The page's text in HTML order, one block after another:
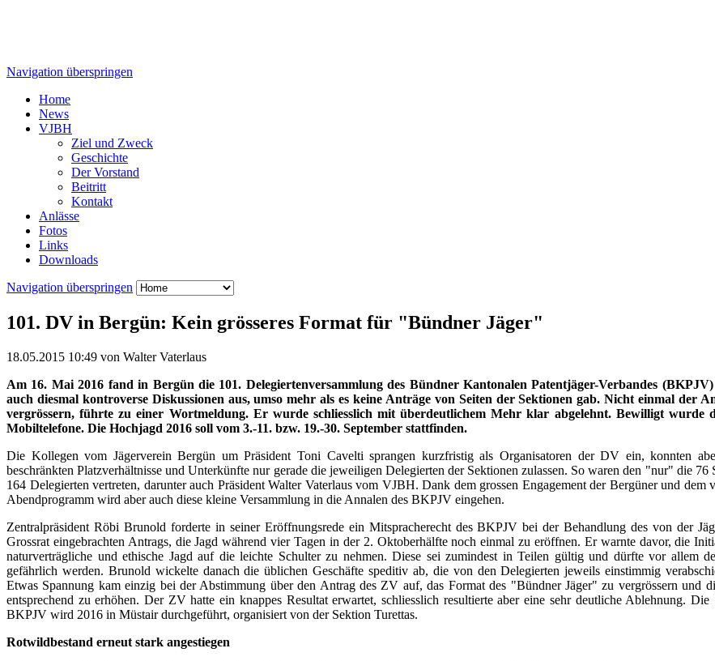
Navigation überspringen
Home
News
VJBH
Ziel und Zweck
Geschichte
Der Vorstand
Beitritt
Kontakt
Anlässe
Fotos
Links
Downloads
Navigation überspringen
101. DV in Bergün: Kein grösseres Format für "Bündner Jäger"
18.05.2015 10:49 von Walter Vaterlaus
Am 16. Mai 2016 fand in Bergün die 101. Delegiertenversammlung des Bündner Kantonalen Patentjäger-Verbandes
auch diesmal kontroverse Diskussionen aus, umso mehr als es keine Anträge von Seiten der Sektionen gab. Nicht einmal der
vergrössern, führte zu einer Wortmeldung. Er wurde schliesslich mit überdeutlichem Mehr klar abgelehnt. Bewilligt wurde
Mobiltelefone. Die Hochjagd 2016 soll vom 3.-11. bzw. 19.-30. September stattfinden.
Die Kollegen vom Jägerverein Bergün um Präsident Toni Cavelti sprangen kurzfristig als Organisatoren der DV ein, konnten
beschränkten Platzverhältnisse und Unterkünfte nur gerade die jeweiligen Delegierten der Sektionen zulassen. So waren den "nur" die 76
164 Delegierten vertreten, darunter auch Präsident Walter Vaterlaus vom VJBH. Dank dem grossen Engagement der Bergüner und dem
Abendprogramm wird aber auch diese kleine Versammlung in die Annalen des BKPJV eingehen.
Zentralpräsident Röbi Brunold forderte in seiner Eröffnungsrede ein Mitspracherecht des BKPJV bei der Behandlung des von der
Grossrat eingebrachten Antrags, die Jagd während vier Tagen in der 2. Oktoberhälfte noch einmal zu eröffnen. Er warnte davor, die
naturverträgliche und ethische Jagd auf die leichte Schulter zu nehmen. Diese sei zumindest in Teilen gültig und dürfte vor allem
gefährlich werden. Brunold wickelte danach die üblichen Geschäfte speditiv ab, die von den Delegierten jeweils einstimmig
Etwas Spannung kam einzig bei der Abstimmung über den Antrag des ZV auf, das Format des "Bündner Jäger" zu vergrössern und
entsprechend zu erhöhen. Der ZV hatte ein knappes Resultat erwartet, schliesslich resultierte aber eine sehr deutliche Ablehnung.
BKPJV wird 2016 in Müstair durchgeführt, organisiert von der Sektion Turettas.
Rotwildbestand erneut stark angestiegen